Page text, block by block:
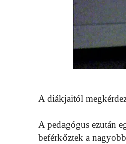
A diákjaitól
A pedagógus ezután
beférkőztek a